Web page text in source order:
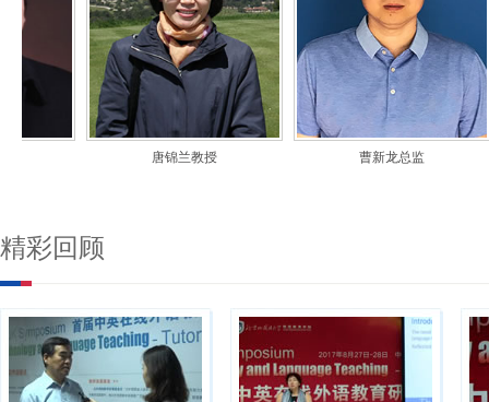
唐锦兰教授 曹新龙总监
精彩回顾